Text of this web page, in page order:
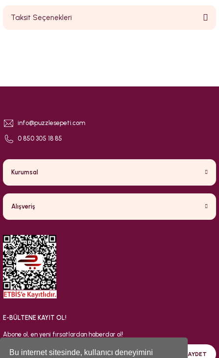
Bu internet sitesinde, kullanıcı deneyimini
Taksit Seçenekleri
info@puzzlesepeti.com
0 850 305 18 85
Kurumsal
Alışveriş
E-BÜLTENE KAYIT OL!
Abone ol, en yeni fırsatlardan haberdar ol!
KAYDET